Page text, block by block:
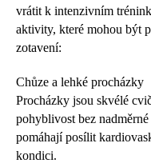
vrátit k intenzivním
aktivity, které mohou být
zotavení:
Chůze a lehké procházky
Procházky jsou skvélé
pohyblivost bez
pomáhají posílit
kondici.